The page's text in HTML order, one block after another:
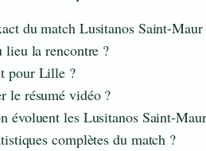
du match Lusitanos Saint-
lieu la rencontre ?
pour Lille ?
le résumé vidéo ?
évoluent les Lusitanos Saint-
complètes du match ?